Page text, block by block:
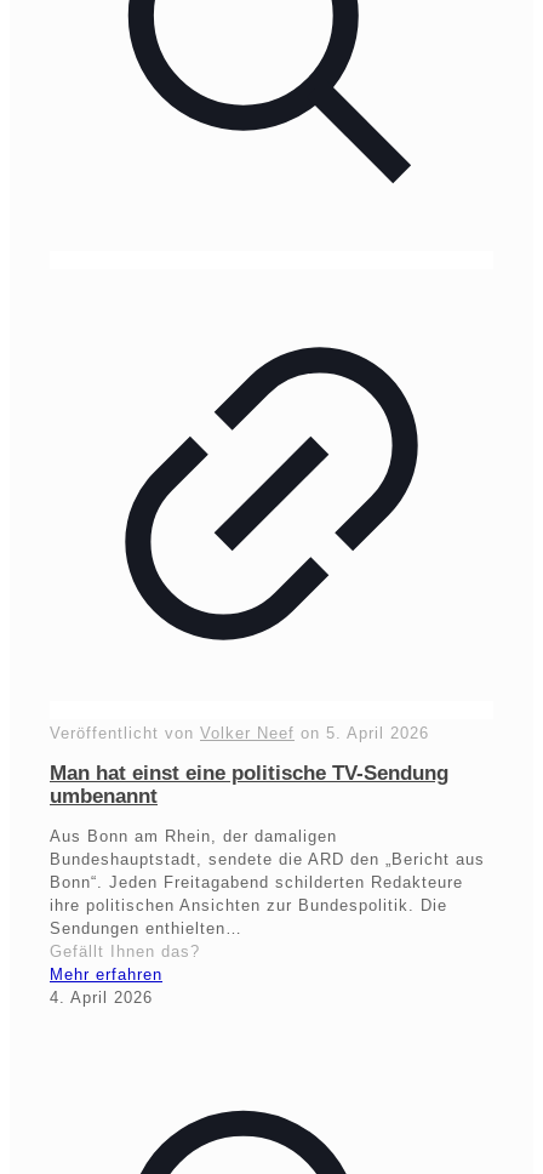
Veröffentlicht von Volker Neef on 5. April 2026
Man hat einst eine politische TV-Sendung
umbenannt
Aus Bonn am Rhein, der damaligen
Bundeshauptstadt, sendete die ARD den „Bericht aus
Bonn“. Jeden Freitagabend schilderten Redakteure
ihre politischen Ansichten zur Bundespolitik. Die
Sendungen enthielten…
Gefällt Ihnen das?
Mehr erfahren
4. April 2026